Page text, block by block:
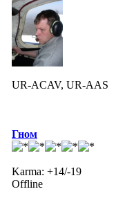
UR-ACAV, UR-AAS
Гном
Karma: +14/-19
Offline